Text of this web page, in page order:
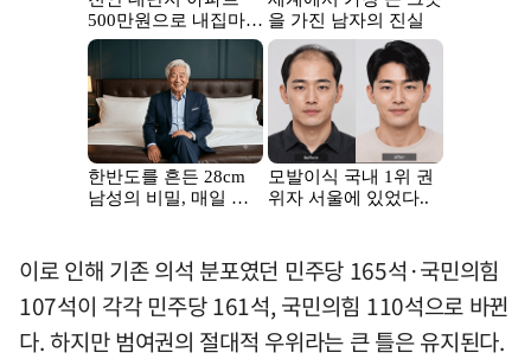
이로 인해 기존 의석 분포였던 민주당 165석·국민의힘
107석이 각각 민주당 161석, 국민의힘 110석으로 바뀐
다. 하지만 범여권의 절대적 우위라는 큰 틀은 유지된다.